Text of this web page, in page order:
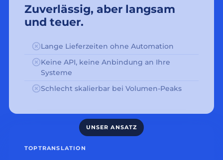
Zuverlässig, aber langsam
und teuer.
Lange Lieferzeiten ohne Automation
Keine API, keine Anbindung an Ihre
Systeme
Schlecht skalierbar bei Volumen-Peaks
TOPTRANSLATION